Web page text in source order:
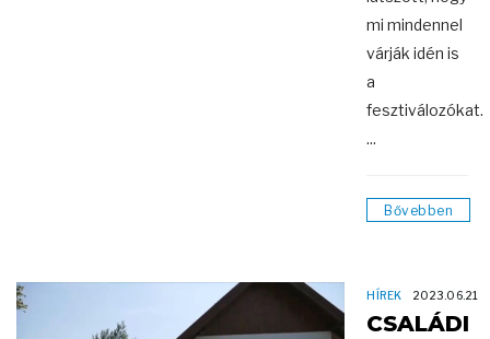
mi mindennel
várják idén is
a
fesztiválozókat.
...
Bővebben
HÍREK 2023.06.21
CSALÁDI